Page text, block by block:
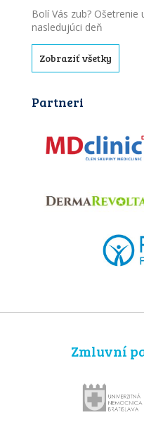
Bolí Vás zub?
nasledujúci deň
Zobraziť všetky
Partneri
Zmluvní